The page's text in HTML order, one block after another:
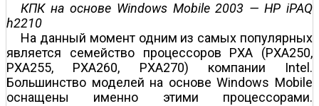
КПК на основе Windows Mobile 2003 — HP iPAQ
h2210
На данный момент одним из самых популярных
является семейство процессоров PXA (PXA250,
PXA255, PXA260, PXA270) компании Intel.
Большинство моделей на основе Windows Mobile
оснащены именно этими процессорами.